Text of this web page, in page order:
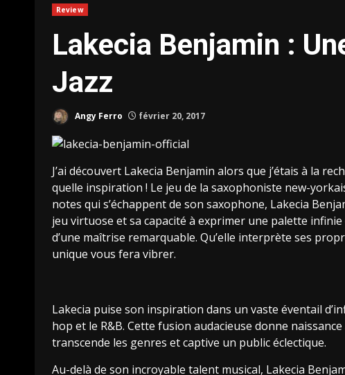
Review
Lakecia Benjamin :
Jazz
Angy Ferro février 20, 2017
J’ai découvert Lakecia Benjamin alors que j’étais à la
quelle inspiration ! Le jeu de la saxophoniste new-
notes qui s’échappent de son saxophone, Lakecia
jeu virtuose et sa capacité à exprimer une palette
d’une maîtrise remarquable. Qu’elle interprète ses
unique vous fera vibrer.
Lakecia puise son inspiration dans un vaste éventail
hop et le R&B. Cette fusion audacieuse donne
transcende les genres et captive un public éclectique.
Au-delà de son incroyable talent musical, Lakecia